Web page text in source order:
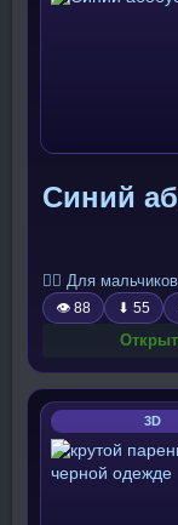
Синий
🧍‍♂️ Для мальчиков
👁 88 ⬇ 55
3D